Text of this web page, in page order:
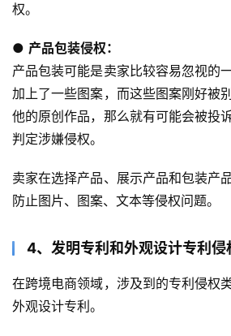
权。
● 产品包装侵权：
产品包装可能是卖家比较容易忽视的
加上了一些图案，而这些图案刚好被
他的原创作品，那么就有可能会被投
判定涉嫌侵权。
卖家在选择产品、展示产品和包装产
防止图片、图案、文本等侵权问题。
4、发明专利和外观设计专利侵
在跨境电商领域，涉及到的专利侵权
外观设计专利。